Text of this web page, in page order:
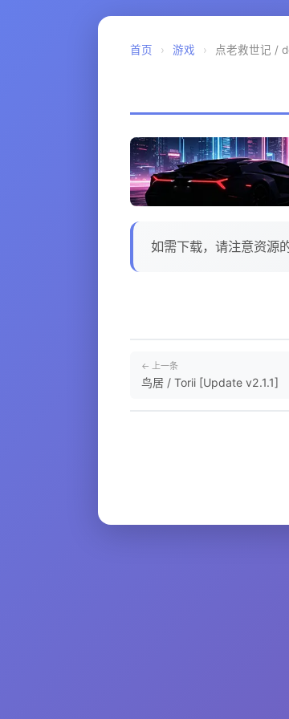
首页 › 游戏 › 点老救世记 /
如需下载，请注意资源
← 上一条
鸟居 / Torii [Update v2.1.1]